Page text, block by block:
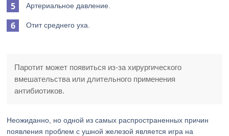
Артериальное давление.
Отит среднего уха.
Паротит может появиться из-за хирургического
вмешательства или длительного применения
антибиотиков.
Неожиданно, но одной из самых распространенных причин
появления проблем с ушной железой является игра на